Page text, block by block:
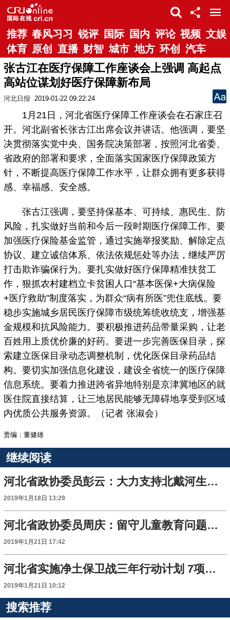
推荐 春风习习 锐评 国际 国内 评论 视频 文娱
体育 原创 直播 财智 城市 地方 环创 汽车
张古江在医疗保障工作座谈会上强调 高起点
高站位谋划好医疗保障新布局
河北日报 2019-01-22 09:22:24
1月21日，河北省医疗保障工作座谈会在石家庄召
开。河北副省长张古江出席会议并讲话。他强调，要坚
决贯彻落实党中央、国务院决策部署，按照河北省委、
省政府的部署和要求，全面落实国家医疗保障政策方
针，不断提高医疗保障工作水平，让群众拥有更多获得
感、幸福感、安全感。
张古江强调，要坚持保基本、可持续、惠民生、防
风险，扎实做好当前和今后一段时期医疗保障工作。要
加强医疗保险基金监管，通过实施举报奖励、解除定点
协议、建立诚信体系、依法依规惩处等办法，继续严厉
打击欺诈骗保行为。要扎实做好医疗保障精准扶贫工
作，狠抓农村建档立卡贫困人口“基本医保+大病保险
+医疗救助”制度落实，为群众“病有所医”兜住底线。要
稳步实施城乡居民医疗保障市级统筹统收统支，增强基
金规模和抗风险能力。要积极推进药品带量采购，让老
百姓用上质优价廉的好药。要进一步完善医保目录，探
索建立医保目录动态调整机制，优化医保目录药品结
构。要切实加强信息化建设，建设全省统一的医疗保障
信息系统。要着力推进跨省异地特别是京津冀地区的就
医住院直接结算，让三地居民能够无障碍地享受到区域
内优质公共服务资源。（记者 张淑会）
责编：董健雄
继续阅读
河北省政协委员彭云：大力支持北戴河生命健康产业创新示范区建设
2019年1月18日 13:29
河北省政协委员周庆：留守儿童教育问题应引起足够重视
2019年1月21日 17:42
河北省实施净土保卫战三年行动计划 7项重点任务改善土壤环境质量
2019年1月21日 10:12
搜索推荐